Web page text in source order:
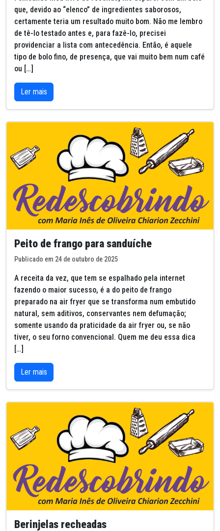
que, devido ao “elenco” de ingredientes saborosos,
certamente teria um resultado muito bom. Não me lembro
de tê-lo testado antes e, para fazê-lo, precisei
providenciar a lista com antecedência. Então, é aquele
tipo de bolo fino, de presença, que vai muito bem num café
ou […]
Ler mais
Peito de frango para sanduíche
Publicado em 24 de outubro de 2025
A receita da vez, que tem se espalhado pela internet
fazendo o maior sucesso, é a do peito de frango
preparado na air fryer que se transforma num embutido
natural, sem aditivos, conservantes nem defumação;
somente usando da praticidade da air fryer ou, se não
tiver, o seu forno convencional. Quem me deu essa dica
[…]
Ler mais
Berinjelas recheadas